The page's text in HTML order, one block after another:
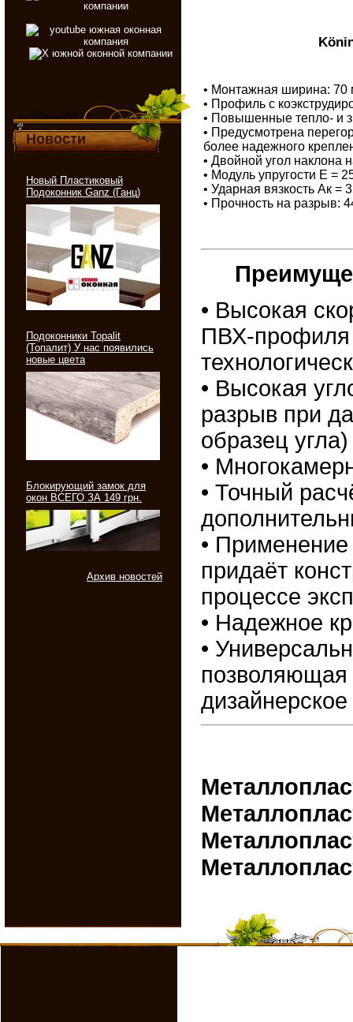
Новости
Новый Пластиковый
Подоконник Ganz (Ганц)
Подоконники Topalit
(Топалит) У нас появились
новые цвета
Блокирующий замок для
окон ВСЕГО ЗА 149 грн.
Архив новостей
• Монтажная ширина: 70
• Профиль с
• Повышенные тепло- и
• Предусмотрена
более надежного
• Двойной угол наклона
• Модуль упругости Е =
• Ударная вязкость Ак =
• Прочность на разрыв:
• Высокая
ПВХ-
• Высокая
разрыв при
образец угла)
•
• Точный
•
придаёт
процессе
• Надежное
•
позволяющая